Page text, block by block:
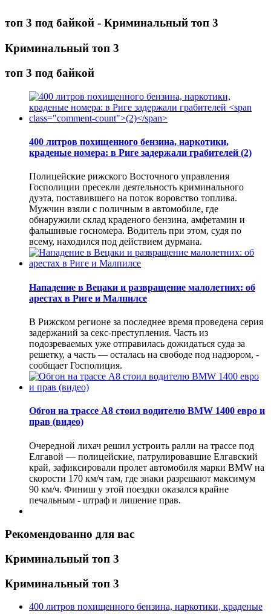
топ 3 под байкой - Криминальный топ 3
Криминальный топ 3
топ 3 под байкой
400 литров похищенного бензина, наркотики,
краденые номера: в Риге задержали грабителей (2)
Полицейские рижского Восточного управления
Госполиции пресекли деятельность криминального
дуэта, поставившего на поток воровство топлива.
Мужчин взяли с поличным в автомобиле, где
обнаружили склад краденого бензина, амфетамин и
фальшивые госномера. Водитель при этом, судя по
всему, находился под действием дурмана.
Нападение в Вецаки и развращение малолетних: об
арестах в Риге и Малпилсе
В Рижском регионе за последнее время проведена серия
задержаний за секс-преступления. Часть из
подозреваемых уже отправилась дожидаться суда за
решетку, а часть — осталась на свободе под надзором, -
сообщает Госполиция.
Обгон на трассе А8 стоил водителю BMW 1400 евро и
прав (видео)
Очередной лихач решил устроить ралли на трассе под
Елгавой — полицейские, патрулировавшие Елгавский
край, зафиксировали пролет автомобиля марки BMW на
скорости 170 км/ч там, где знаки разрешают максимум
90 км/ч. Финиш у этой поездки оказался крайне
печальным - штраф и лишение прав.
Рекомендованно для вас
Криминальный топ 3
Криминальный топ 3
400 литров похищенного бензина, наркотики, краденые